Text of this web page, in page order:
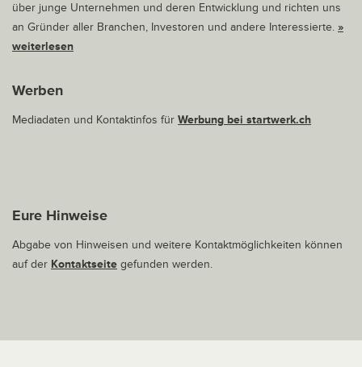
über junge Unternehmen und deren Entwicklung und richten uns
an Gründer aller Branchen, Investoren und andere Interessierte. »
weiterlesen
Werben
Mediadaten und Kontaktinfos für Werbung bei startwerk.ch
Eure Hinweise
Abgabe von Hinweisen und weitere Kontaktmöglichkeiten können
auf der Kontaktseite gefunden werden.